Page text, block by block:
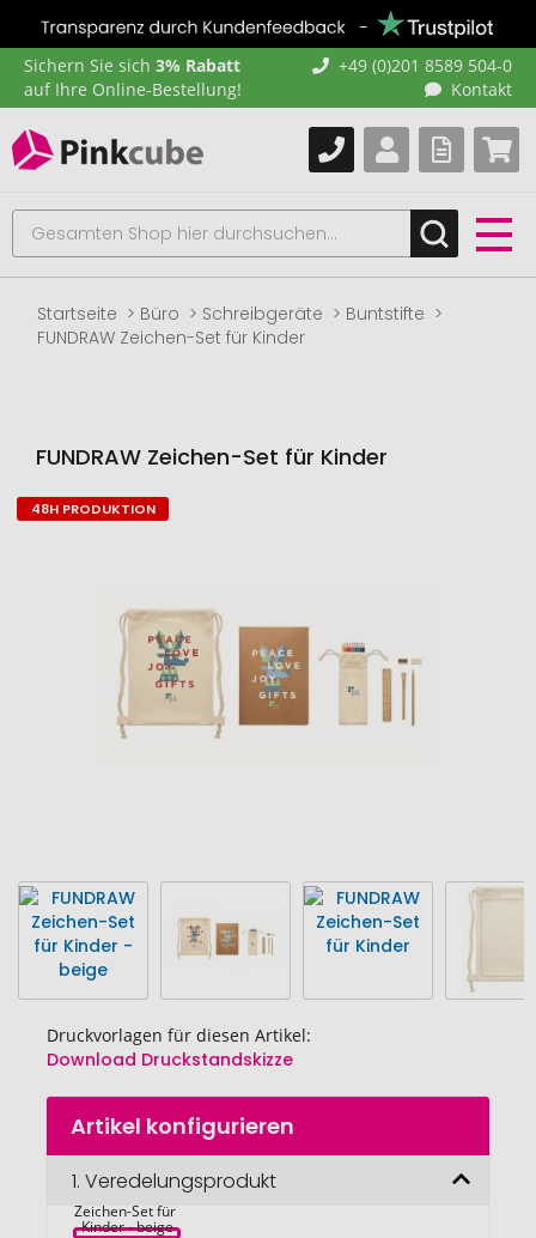
Sichern Sie sich 3% Rabatt
auf Ihre Online-Bestellung!
+49 (0)201 8589 504-0
Kontakt
Startseite Büro Schreibgeräte
Buntstifte
FUNDRAW Zeichen-Set für Kinder
FUNDRAW Zeichen-Set für Kinder
Zum
Druckvorlagen für diesen Artikel:
Download Druckstandskizze
Zum
Anfang
Bildgalerie
springen
48H PRODUKTION
Artikel konfigurieren
1. Veredelungsprodukt
Zeichen-Set für
Kinder - beige